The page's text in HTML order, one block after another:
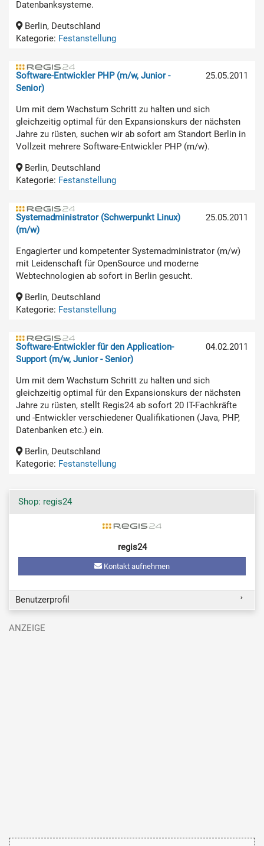
Datenbanksysteme.
Berlin, Deutschland
Kategorie: Festanstellung
25.05.2011
Software-Entwickler PHP (m/w, Junior -
Senior)
Um mit dem Wachstum Schritt zu halten und sich
gleichzeitig optimal für den Expansionskurs der nächsten
Jahre zu rüsten, suchen wir ab sofort am Standort Berlin in
Vollzeit mehrere Software-Entwickler PHP (m/w).
Berlin, Deutschland
Kategorie: Festanstellung
25.05.2011
Systemadministrator (Schwerpunkt Linux)
(m/w)
Engagierter und kompetenter Systemadministrator (m/w)
mit Leidenschaft für OpenSource und moderne
Webtechnologien ab sofort in Berlin gesucht.
Berlin, Deutschland
Kategorie: Festanstellung
04.02.2011
Software-Entwickler für den Application-
Support (m/w, Junior - Senior)
Um mit dem Wachstum Schritt zu halten und sich
gleichzeitig optimal für den Expansionskurs der nächsten
Jahre zu rüsten, stellt Regis24 ab sofort 20 IT-Fachkräfte
und -Entwickler verschiedener Qualifikationen (Java, PHP,
Datenbanken etc.) ein.
Berlin, Deutschland
Kategorie: Festanstellung
Shop: regis24
regis24
Kontakt aufnehmen
Benutzerprofil